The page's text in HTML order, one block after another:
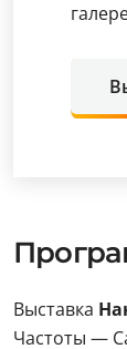
Выставка
Частоты —